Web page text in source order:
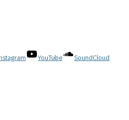
YouTube SoundCloud